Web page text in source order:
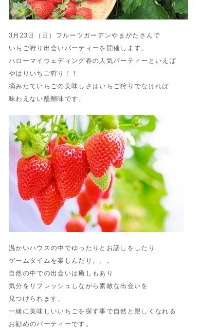
3月23日（日）フルーツガーデンやまがたさんで
いちご狩り出会いパーティーを開催します。
ハローマイウェディング春の人気パーティーといえば
やはりいちご狩り！！
摘みたていちごの美味しさはいちご狩りでなければ
味わえない醍醐味です。
温かいハウスの中でゆったりとお話しをしたり
ゲームタイムを楽しんだり。。。
自然の中での出会いは癒しもあり
気分をリフレッシュしながら素敵な出会いを
見つけられます。
一緒に美味しいいちごを探す事で自然と親しくなれる
お勧めのパーティーです。